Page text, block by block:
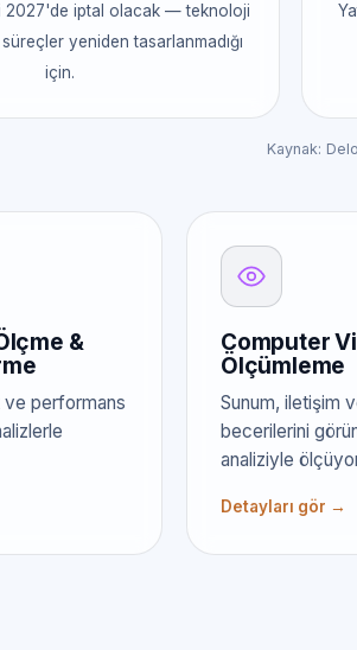
2027'de iptal olacak — teknoloji
yeniden tasarlanmadığı
için.
Kaynak:
&
ve performans
Computer
Ölçümleme
Sunum, iletişim
becerilerini
analiziyle
Detayları gör →